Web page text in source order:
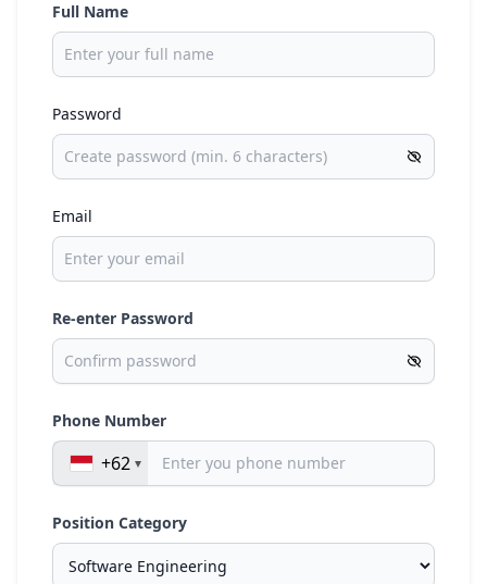
Full Name
Password
Email
Re-enter Password
Phone Number
+62
Position Category